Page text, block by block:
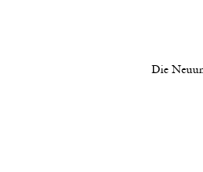
Die